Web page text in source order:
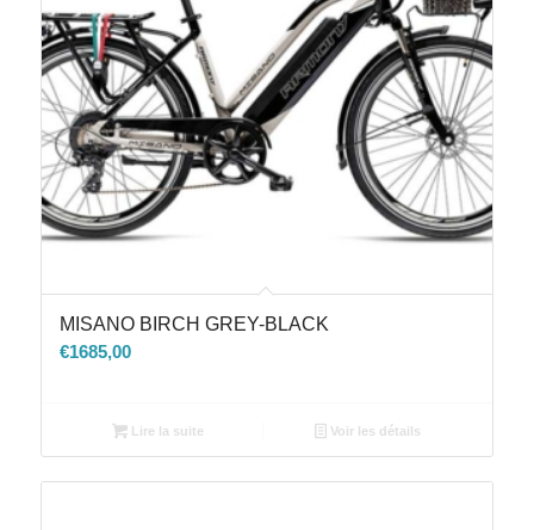
MISANO BIRCH GREY-BLACK
€1685,00
Lire la suite Voir les détails